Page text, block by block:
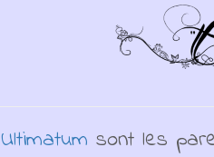
Ultimatum sont les